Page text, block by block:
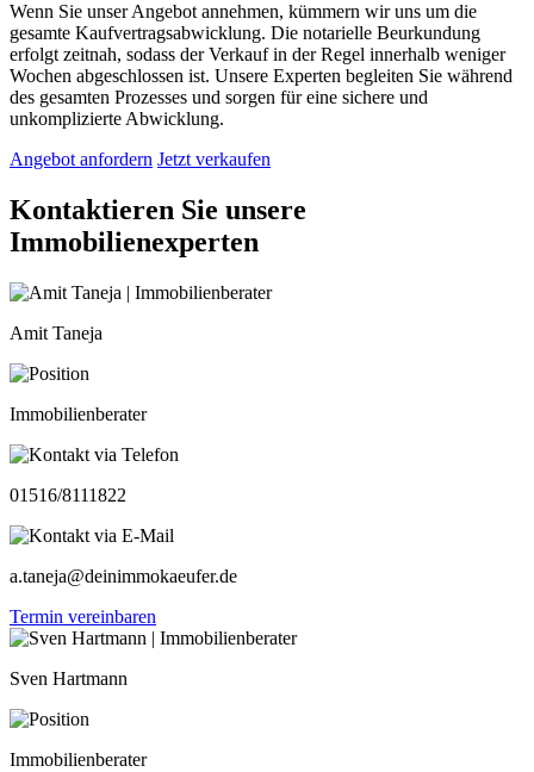
Wenn Sie unser Angebot annehmen, kümmern wir uns um die
gesamte Kaufvertragsabwicklung. Die notarielle Beurkundung
erfolgt zeitnah, sodass der Verkauf in der Regel innerhalb weniger
Wochen abgeschlossen ist. Unsere Experten begleiten Sie während
des gesamten Prozesses und sorgen für eine sichere und
unkomplizierte Abwicklung.
Angebot anfordern Jetzt verkaufen
Kontaktieren Sie unsere
Immobilienexperten
Amit Taneja
Immobilienberater
01516/8111822
a.taneja@deinimmokaeufer.de
Termin vereinbaren
Sven Hartmann
Immobilienberater